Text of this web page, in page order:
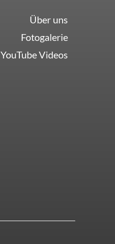
Über uns
Fotogalerie
YouTube Videos